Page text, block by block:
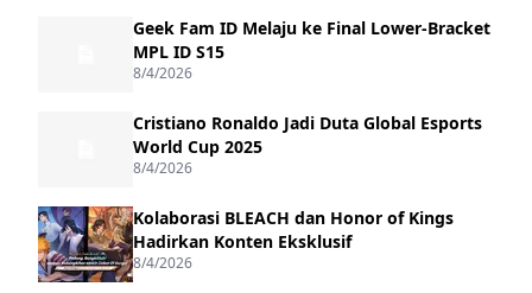
Geek Fam ID Melaju ke Final Lower-Bracket
MPL ID S15
8/4/2026
Cristiano Ronaldo Jadi Duta Global Esports
World Cup 2025
8/4/2026
Kolaborasi BLEACH dan Honor of Kings
Hadirkan Konten Eksklusif
8/4/2026